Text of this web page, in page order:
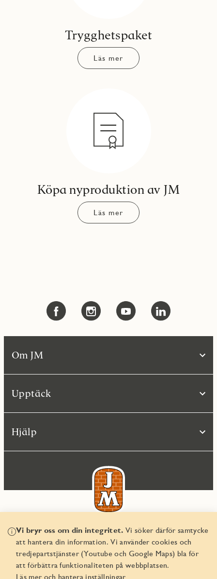
Trygghetspaket
Läs mer
Köpa nyproduktion av JM
Läs mer
Vi bryr oss om din integritet. Vi söker därför samtycke
att hantera din information. Vi använder cookies och
tredjepartstjänster (Youtube och Google Maps) bla för
att förbättra funktionaliteten på webbplatsen.
Läs mer och hantera inställningar
Om JM
Upptäck
Hjälp
© JM AB 2026
Organisationsnummer 556045-2103